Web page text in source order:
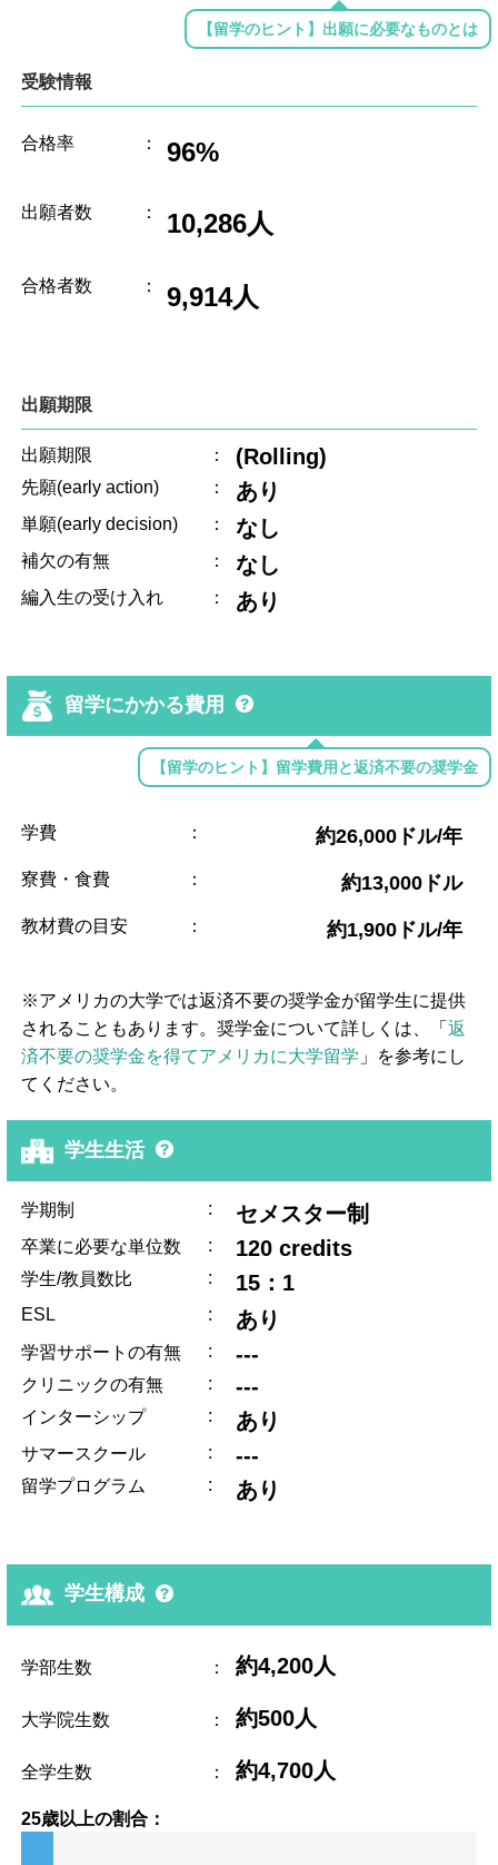
【留学のヒント】出願に必要なものとは
受験情報
合格率 ： 96%
出願者数 ： 10,286人
合格者数 ： 9,914人
出願期限
出願期限 ： (Rolling)
先願(early action) ： あり
単願(early decision) ： なし
補欠の有無 ： なし
編入生の受け入れ ： あり
留学にかかる費用
【留学のヒント】留学費用と返済不要の奨学金
学費 ： 約26,000ドル/年
寮費・食費 ： 約13,000ドル
教材費の目安 ： 約1,900ドル/年
※アメリカの大学では返済不要の奨学金が留学生に提供
されることもあります。奨学金について詳しくは、「返
済不要の奨学金を得てアメリカに大学留学 」を参考にし
てください。
学生生活
学期制 : セメスター制
卒業に必要な単位数 : 120 credits
学生/教員数比 : 15：1
ESL : あり
学習サポートの有無 : ---
クリニックの有無 : ---
インターシップ : あり
サマースクール : ---
留学プログラム : あり
学生構成
学部生数 ： 約4,200人
大学院生数 ： 約500人
全学生数 ： 約4,700人
25歳以上の割合：